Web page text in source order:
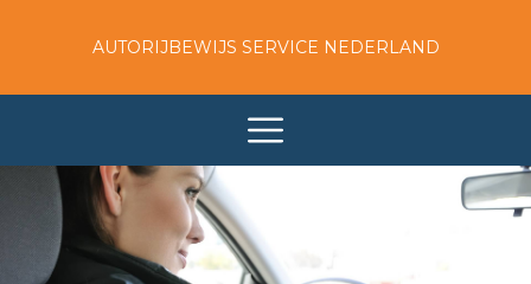
AUTORIJBEWIJS SERVICE NEDERLAND